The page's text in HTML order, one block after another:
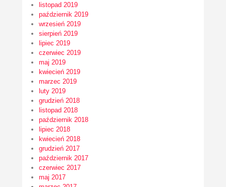
listopad 2019
październik 2019
wrzesień 2019
sierpień 2019
lipiec 2019
czerwiec 2019
maj 2019
kwiecień 2019
marzec 2019
luty 2019
grudzień 2018
listopad 2018
październik 2018
lipiec 2018
kwiecień 2018
grudzień 2017
październik 2017
czerwiec 2017
maj 2017